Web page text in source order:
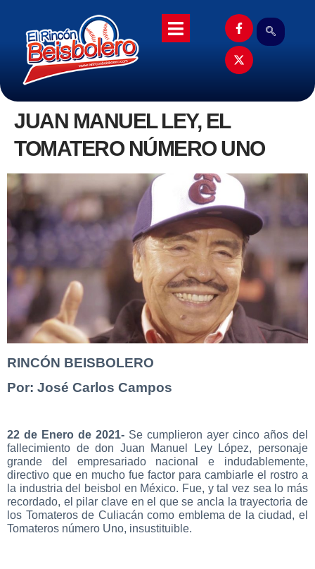
JUAN MANUEL LEY, EL
TOMATERO NÚMERO UNO
RINCÓN BEISBOLERO
Por: José Carlos Campos
22 de Enero de 2021- Se cumplieron ayer cinco años del
fallecimiento de don Juan Manuel Ley López, personaje
grande del empresariado nacional e indudablemente,
directivo que en mucho fue factor para cambiarle el rostro a
la industria del beisbol en México. Fue, y tal vez sea lo más
recordado, el pilar clave en el que se ancla la trayectoria de
los Tomateros de Culiacán como emblema de la ciudad, el
Tomateros número Uno, insustituible.